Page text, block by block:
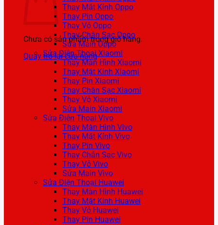
Chưa có sản phẩm trong giỏ hàng.
Quay trở lại cửa hàng
Thay Mặt Kính Oppo
Thay Pin Oppo
Thay Vỏ Oppo
Thay Chân Sạc Oppo
Sửa Main Oppo
Sửa Điện Thoại Xiaomi
Thay Màn Hình Xiaomi
Thay Mặt Kính Xiaomi
Thay Pin Xiaomi
Thay Chân Sạc Xiaomi
Thay Vỏ Xiaomi
Sửa Main Xiaomi
Sửa Điện Thoại Vivo
Thay Màn Hình Vivo
Thay Mặt Kính Vivo
Thay Pin Vivo
Thay Chân Sạc Vivo
Thay Vỏ Vivo
Sửa Main Vivo
Sửa Điện Thoại Huawei
Thay Màn Hình Huawei
Thay Mặt Kính Huawei
Thay Vỏ Huawei
Thay Pin Huawei